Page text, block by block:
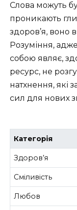
Слова можуть
проникають
здоров’я, воно
Розуміння,
собою являє,
ресурс, не
натхнення, які
сил для нових
Категорія
Здоров’я
Сміливість
Любов